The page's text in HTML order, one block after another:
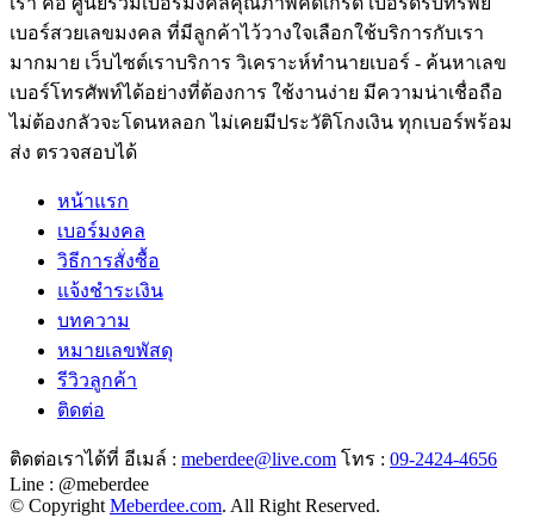
เบอร์สวยเลขมงคล ที่มีลูกค้าไว้วางใจเลือกใช้บริการกับเรา
มากมาย เว็บไซต์เราบริการ วิเคราะห์ทำนายเบอร์ - ค้นหาเลข
เบอร์โทรศัพท์ได้อย่างที่ต้องการ ใช้งานง่าย มีความน่าเชื่อถือ
ไม่ต้องกลัวจะโดนหลอก ไม่เคยมีประวัติโกงเงิน ทุกเบอร์พร้อม
ส่ง ตรวจสอบได้
หน้าแรก
เบอร์มงคล
วิธีการสั่งซื้อ
แจ้งชำระเงิน
บทความ
หมายเลขพัสดุ
รีวิวลูกค้า
ติดต่อ
ติดต่อเราได้ที่ อีเมล์ : meberdee@live.com โทร : 09-2424-4656
Line : @meberdee
© Copyright Meberdee.com. All Right Reserved.